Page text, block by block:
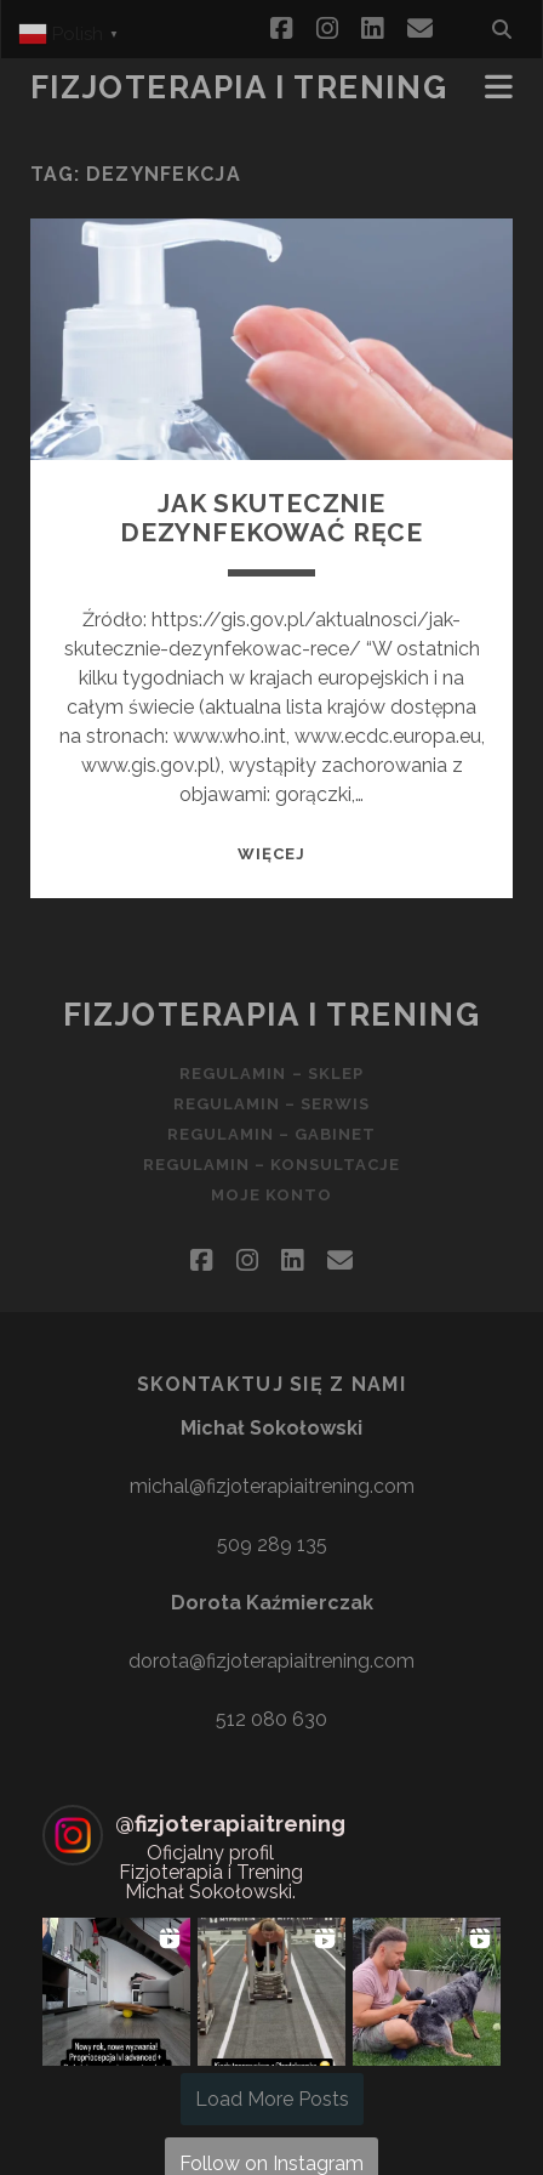
facebookinstagram
linkedinemail
FIZJOTERAPIA I TRENING
TAG: DEZYNFEKCJA
JAK SKUTECZNIE
DEZYNFEKOWAĆ RĘCE
Źródło: https://gis.gov.pl/aktualnosci/jak-
skutecznie-dezynfekowac-rece/ “W ostatnich
kilku tygodniach w krajach europejskich i na
całym świecie (aktualna lista krajów dostępna
na stronach: www.who.int, www.ecdc.europa.eu,
www.gis.gov.pl), wystąpiły zachorowania z
objawami: gorączki,…
WIĘCEJ
FIZJOTERAPIA I TRENING
REGULAMIN – SKLEP
REGULAMIN – SERWIS
REGULAMIN – GABINET
REGULAMIN – KONSULTACJE
MOJE KONTO
facebookinstagram
linkedin
email
SKONTAKTUJ SIĘ Z NAMI
Michał Sokołowski
michal@fizjoterapiaitrening.com
509 289 135
Dorota Kaźmierczak
dorota@fizjoterapiaitrening.com
512 080 630
@fizjoterapiaitrening
Oficjalny profil
Fizjoterapia i Trening
Michał Sokołowski.
Load More Posts
Follow on Instagram
▼